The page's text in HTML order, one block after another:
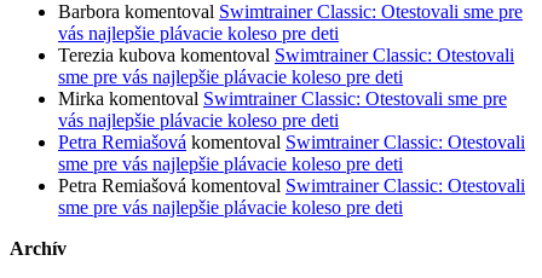
Barbora komentoval Swimtrainer Classic: Otestovali sme pre
vás najlepšie plávacie koleso pre deti
Terezia kubova komentoval Swimtrainer Classic: Otestovali
sme pre vás najlepšie plávacie koleso pre deti
Mirka komentoval Swimtrainer Classic: Otestovali sme pre
vás najlepšie plávacie koleso pre deti
Petra Remiašová komentoval Swimtrainer Classic: Otestovali
sme pre vás najlepšie plávacie koleso pre deti
Petra Remiašová komentoval Swimtrainer Classic: Otestovali
sme pre vás najlepšie plávacie koleso pre deti
Archív